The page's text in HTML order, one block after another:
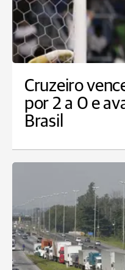
Cruzeiro
por 2 a 0 e
Brasil